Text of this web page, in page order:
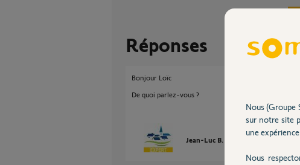
Réponses
Bonjour Loïc
De quoi parlez-vous ?
Jean-Luc B. il y a presque 2 ans
Nous (Groupe
sur notre site
une
Nous